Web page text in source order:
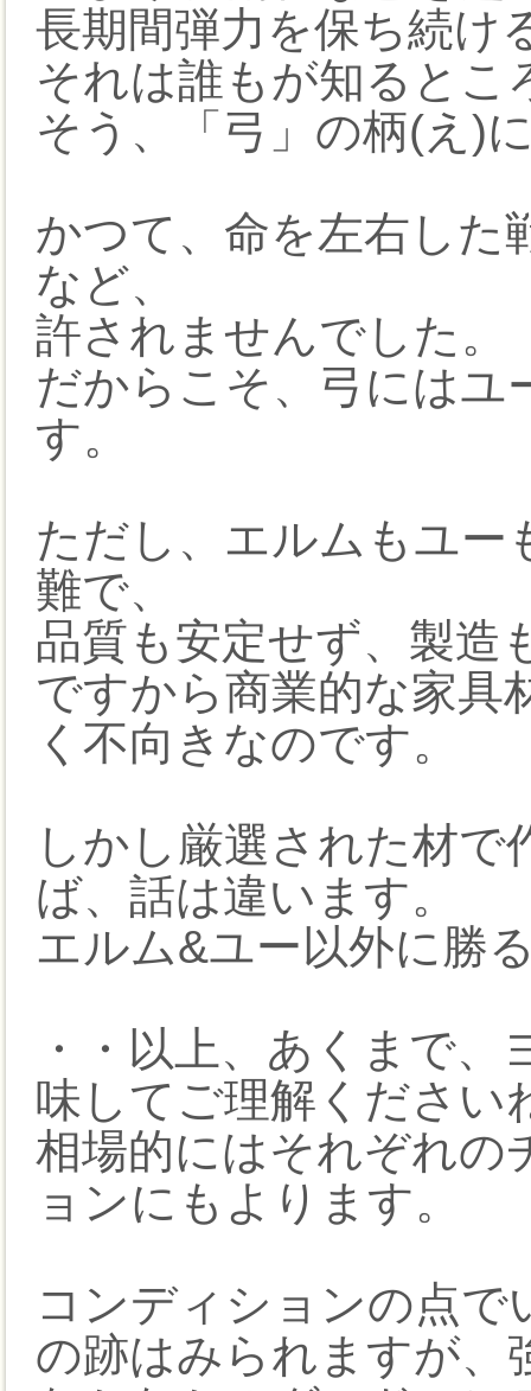
長期間弾力を保ち続け
それは誰もが知るとこ
そう、「弓」の柄(え)
かつて、命を左右した
など、
許されませんでした。
だからこそ、弓にはユ
す。
ただし、エルムもユー
難で、
品質も安定せず、製造
ですから商業的な家具
く不向きなのです。
しかし厳選された材
ば、話は違います。
エルム&ユー以外に勝
・・以上、あくまで
味してご理解ください
相場的にはそれぞれの
ョンにもよります。
コンディションの点
の跡はみられますが、